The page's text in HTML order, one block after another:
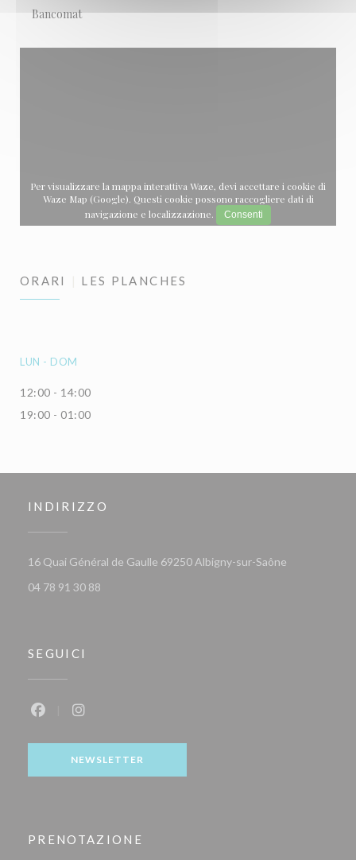
Bancomat
Per visualizzare la mappa interattiva Waze, devi accettare i cookie di
Waze Map (Google). Questi cookie possono raccogliere dati di
navigazione e localizzazione.
Consenti
ORARI LES PLANCHES
LUN - DOM
12:00 - 14:00
19:00 - 01:00
INDIRIZZO
16 Quai Général de Gaulle 69250 Albigny-sur-Saône
04 78 91 30 88
SEGUICI
NEWSLETTER
PRENOTAZIONE